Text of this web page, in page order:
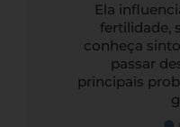
Ela
fertilidade,
conheça
passar
principais